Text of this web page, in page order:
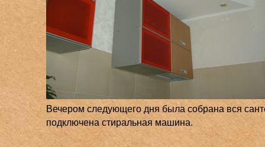
Вечером следующего дня была собрана вся
подключена стиральная машина.